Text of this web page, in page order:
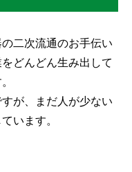
二次流通のお手伝い
どんどん生み出して
が、まだ人が少ない
います。